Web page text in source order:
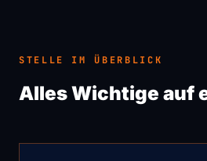
STELLE IM ÜBERBLICK
Alles Wichtige auf